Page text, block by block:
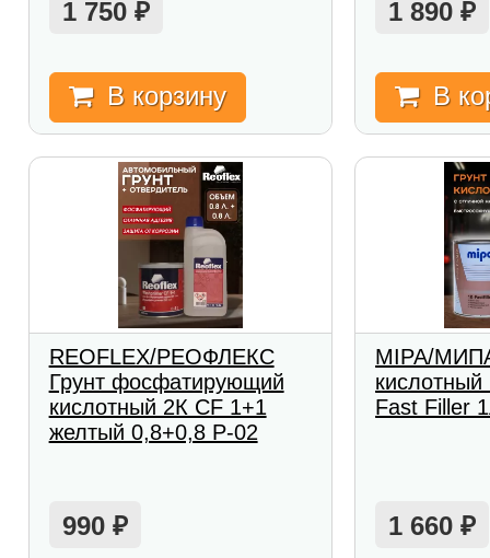
1 750 ₽
В корзину
1 890₽
В
REOFLEX/РЕОФЛЕКС
Грунт фосфатирующий
кислотный 2К CF 1+1
желтый 0,8+0,8 P-02
990 ₽
MIPA/
кислотный
Fast Filler
1 660₽